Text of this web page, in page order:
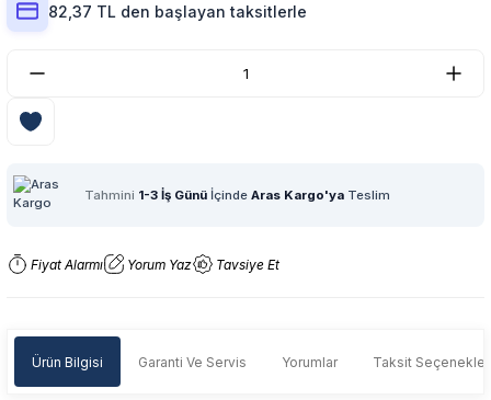
82,37 TL den başlayan taksitlerle
Tahmini 1-3 İş Günü İçinde Aras Kargo'ya Teslim
Fiyat Alarmı Yorum Yaz Tavsiye Et
Ürün Bilgisi Garanti Ve Servis Yorumlar Taksit